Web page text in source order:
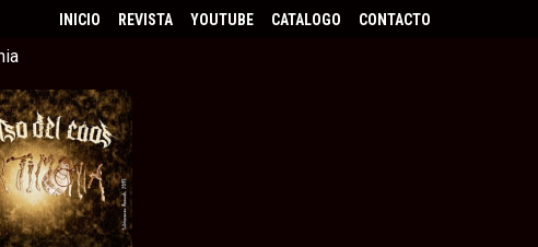
INICIO REVISTA YOUTUBE CATALOGO CONTACTO